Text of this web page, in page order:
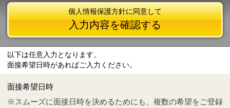
Tel
0570-55-0314
個人情報保護方針に同意して
入力内容を確認する
以下は任意入力となります。
面接希望日時があればご入力ください。
面接希望日時
※スムーズに面接日時を決めるためにも、複数の希望をご登録